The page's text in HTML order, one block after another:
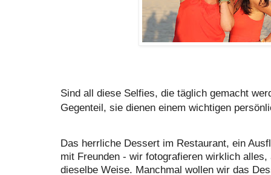
Sind all diese Selfies, die täglich gemacht
Gegenteil, sie dienen einem wichtigen
Das herrliche Dessert im Restaurant, ein
mit Freunden - wir fotografieren wirklich
dieselbe Weise. Manchmal wollen wir das